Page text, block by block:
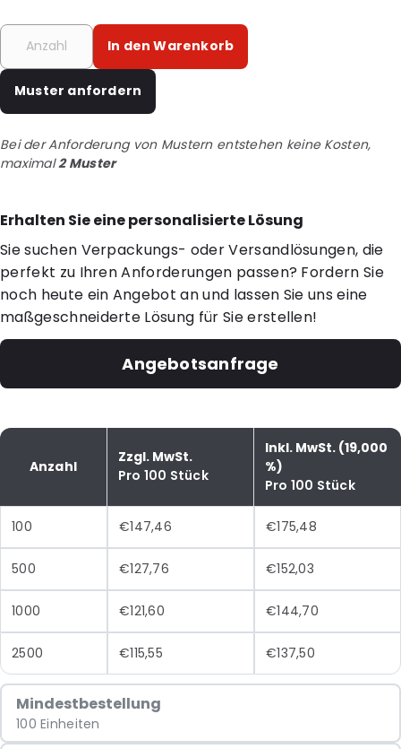
In den Warenkorb
Muster anfordern
Bei der Anforderung von Mustern entstehen keine Kosten,
maximal2 Muster
Erhalten Sie eine personalisierte Lösung
Sie suchen Verpackungs- oder Versandlösungen, die
perfekt zu Ihren Anforderungen passen? Fordern Sie
noch heute ein Angebot an und lassen Sie uns eine
maßgeschneiderte Lösung für Sie erstellen!
Angebotsanfrage
Anzahl
Zzgl. MwSt.
Pro 100 Stück
Inkl. MwSt. (19,000
%)
Pro 100 Stück
100 €147,46 €175,48
500 €127,76 €152,03
1000 €121,60 €144,70
2500 €115,55 €137,50
Mindestbestellung
100 Einheiten